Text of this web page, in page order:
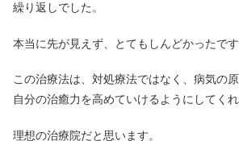
繰り返しでした。
本当に先が見えず、とてもしんどかったです
この治療法は、対処療法ではなく、病気の
自分の治癒力を高めていけるようにしてくれ
理想の治療院だと思います。